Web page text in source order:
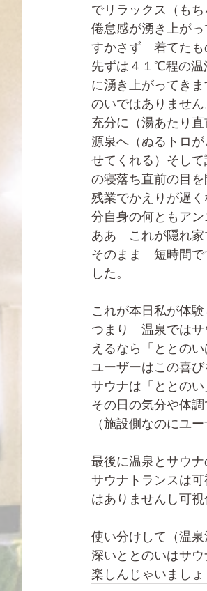
でリラックス（も
倦怠感が湧き上が
すかさず　着てた
先ずは４１℃程の温
に湧き上がってき
のいではありませ
充分に（湯あたり
源泉へ（ぬるトロ
せてくれる）そし
の寝落ち直前の目
残業でかえりが遅
分自身の何ともア
ああ　これが隠れ
そのまま　短時間
した。
これが本日私が体
つまり　温泉では
えるなら「ととの
ユーザーはこの喜
サウナは「ととの
その日の気分や体
（施設側なのにユ
最後に温泉とサウ
サウナトランスは
はありませんし可
使い分けして（温
深いととのいはサ
楽しんじゃいまし